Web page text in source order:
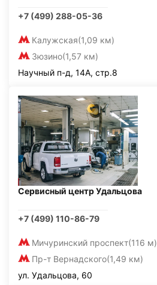
+7 (499) 288-05-36
Калужская(1,09 км)
Зюзино(1,57 км)
Научный п-д, 14А, стр.8
Сервисный центр Удальцова
+7 (499) 110-86-79
Мичуринский проспект(116 м)
Пр-т Вернадского(1,49 км)
ул. Удальцова, 60